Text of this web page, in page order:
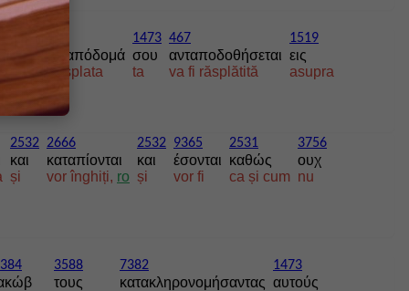
το
ανταπόδομά
Răsplata
1473
σου
ta
467
ανταποδοθήσεται
va fi răsplătită
1519
εις
asupra
2532
και
și
2666
καταπίονται
vor înghiți, ro
2532
και
și
9365
έσονται
vor fi
2531
καθώς
ca și cum
3756
ουχ
nu
3588
τους
7382
κατακληρονομήσαντας
1473
αυτούς